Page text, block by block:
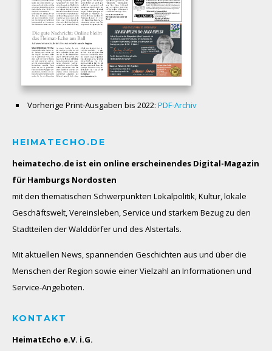
Vorherige Print-Ausgaben bis 2022: PDF-Archiv
HEIMATECHO.DE
heimatecho.de ist ein online erscheinendes Digital-Magazin
für Hamburgs Nordosten
mit den thematischen Schwerpunkten Lokalpolitik, Kultur, lokale
Geschäftswelt, Vereinsleben, Service und starkem Bezug zu den
Stadtteilen der Walddörfer und des Alstertals.
Mit aktuellen News, spannenden Geschichten aus und über die
Menschen der Region sowie einer Vielzahl an Informationen und
Service-Angeboten.
KONTAKT
HeimatEcho e.V. i.G.